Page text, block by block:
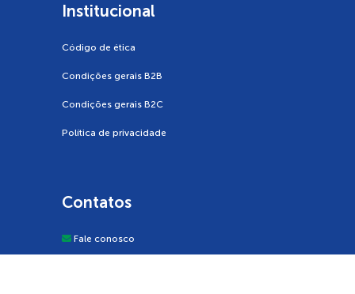
Institucional
Código de ética
Condições gerais B2B
Condições gerais B2C
Política de privacidade
Contatos
Fale conosco